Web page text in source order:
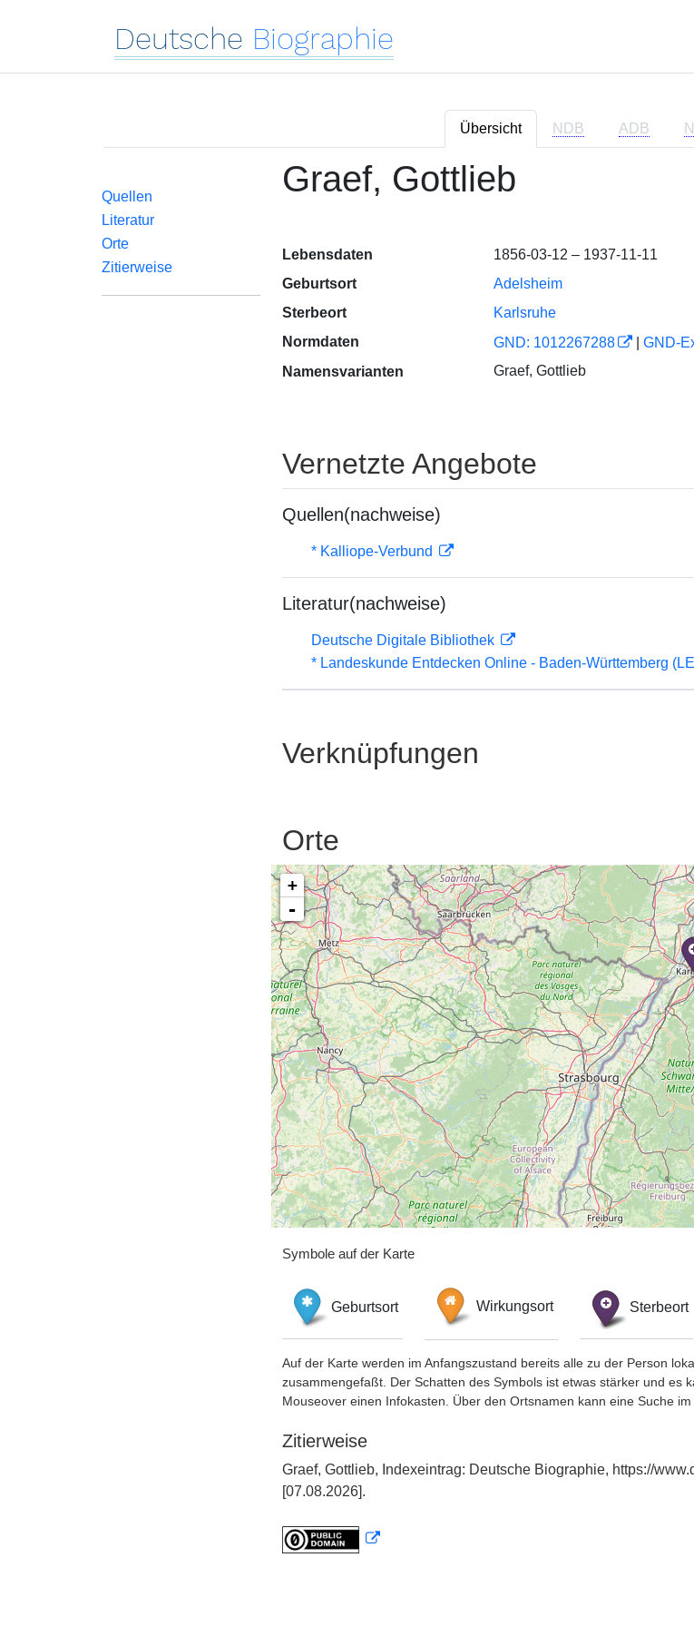
Deutsche Biographie
Übersicht NDB ADB
Quellen
Literatur
Orte
Zitierweise
Graef, Gottlieb
Lebensdaten
1856-03-12 – 1937-11-11
Geburtsort
Adelsheim
Sterbeort
Karlsruhe
Normdaten
GND: 1012267288 GND-
Namensvarianten
Graef, Gottlieb
Vernetzte Angebote
Quellen(nachweise)
* Kalliope-Verbund
Literatur(nachweise)
Deutsche Digitale Bibliothek
* Landeskunde Entdecken Online - Baden-Württemberg
Verknüpfungen
Orte
+
-
Symbole auf der Karte
Geburtsort Wirkungsort Sterbeort
Auf der Karte werden im Anfangszustand bereits alle zu der Person
zusammengefaßt. Der Schatten des Symbols ist etwas stärker und es
Mouseover einen Infokasten. Über den Ortsnamen kann eine Suche
Zitierweise
Graef, Gottlieb, Indexeintrag: Deutsche Biographie, https://
[07.08.2026].